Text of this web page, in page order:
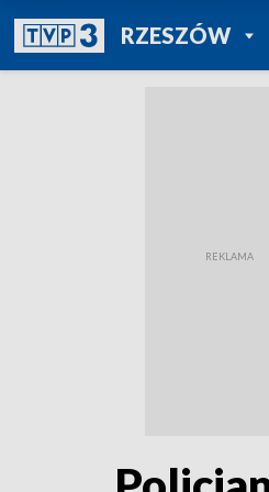
RZESZÓW
POWRÓT
TVP